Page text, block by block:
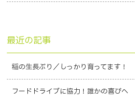
最近の記事
稲の生長ぶり／しっかり育ってます！
フードドライブに協力！誰かの喜びへ